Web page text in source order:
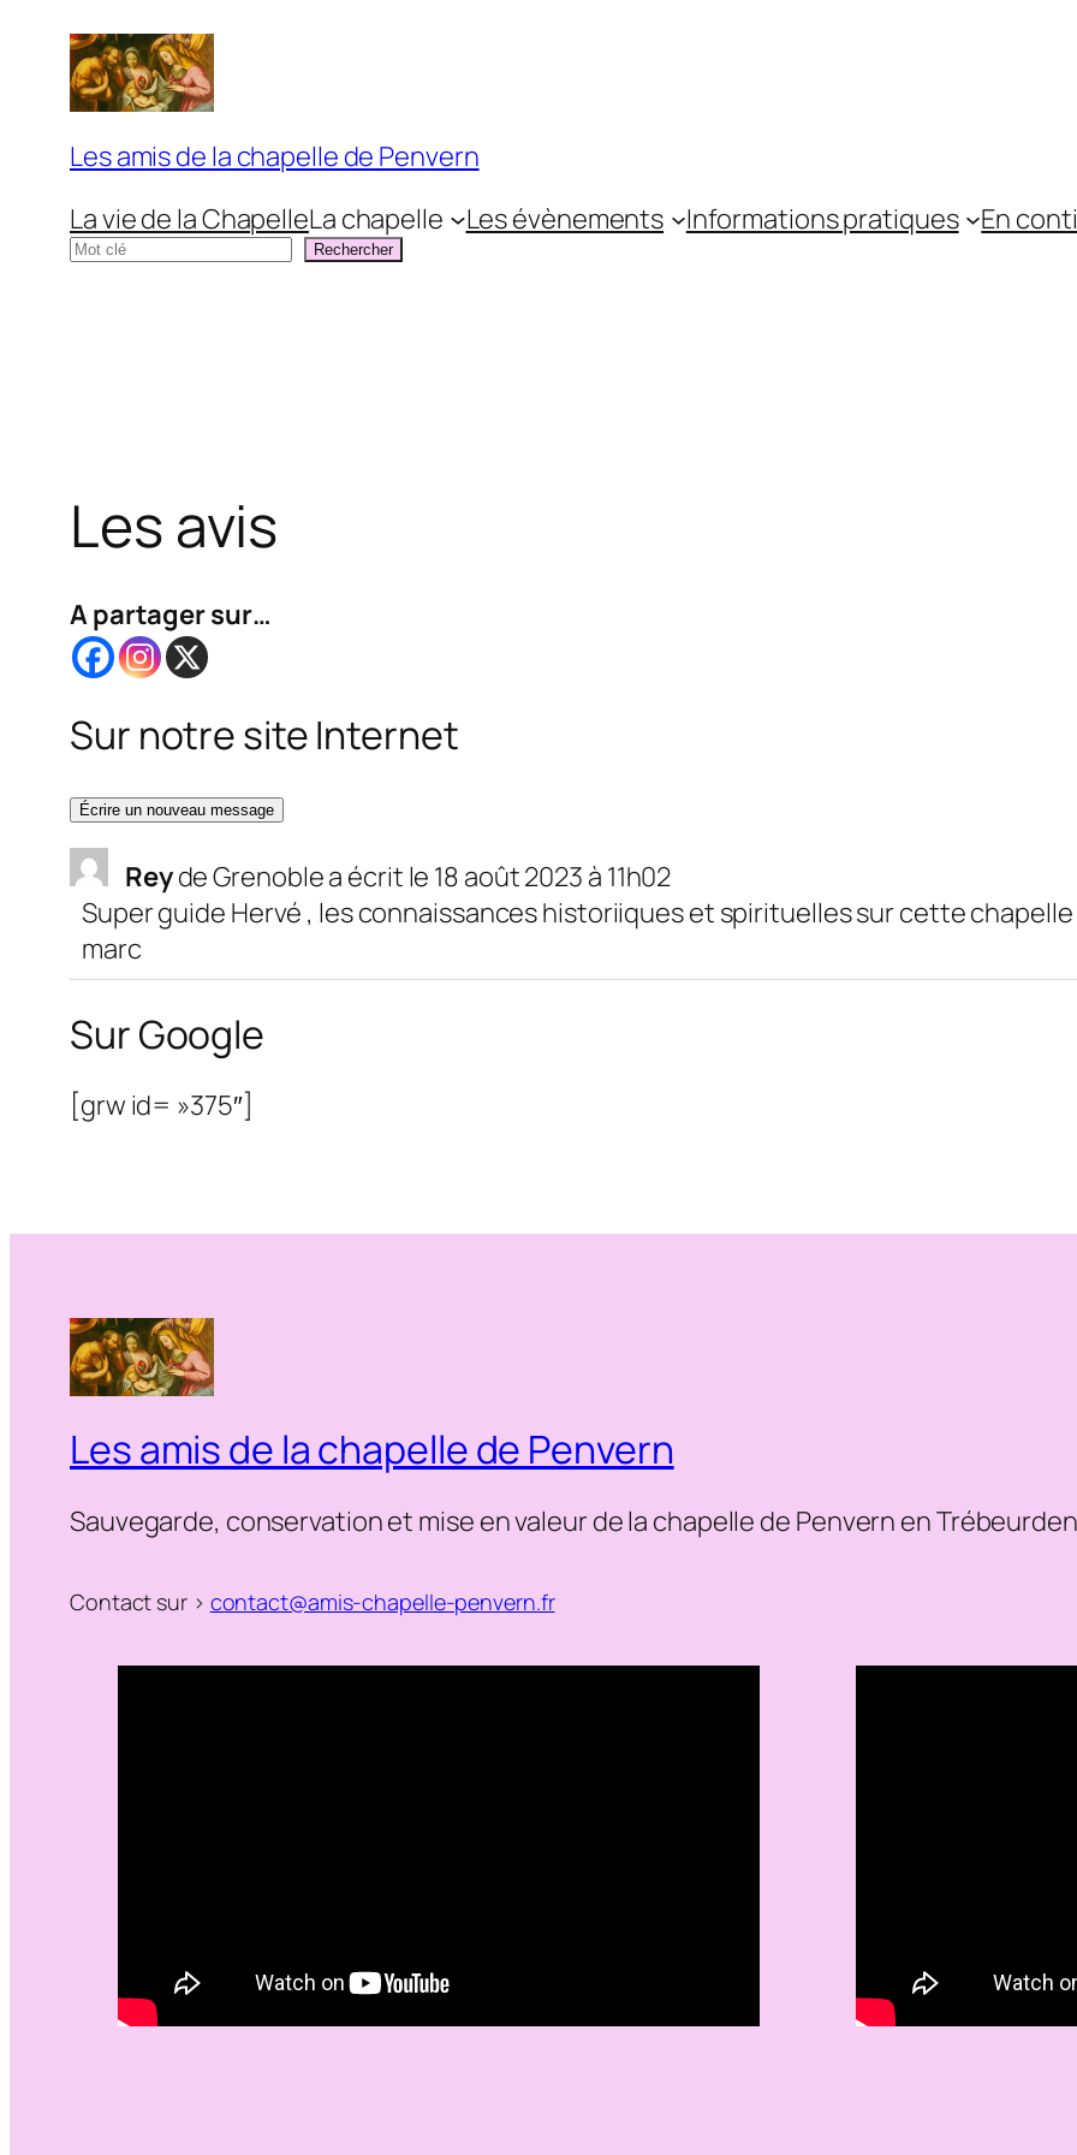
contenu
Les amis de la chapelle de Penvern
La vie de la ChapelleLa chapelle Les évènements Informations pratiques En
Rechercher
Rechercher
Les avis
A partager sur…
Sur notre site Internet
ReydeGrenoblea écrit le 18 août 2023 à 11h02
Super guide Hervé , les connaissances historiiques et spirituelles sur cette
marc
Sur Google
[grw id= »375″]
Les amis de la chapelle de Penvern
Sauvegarde, conservation et mise en valeur de la chapelle de Penvern en Trébeurden
Contact sur > contact@amis-chapelle-penvern.fr